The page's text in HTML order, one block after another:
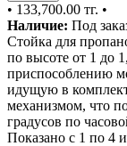
• 133,700.00 тг. •
Наличие: Под
Стойка для
по высоте от 1 до
приспособлению
идущую в
механизмом, что
градусов по
Показано с 1 по 4